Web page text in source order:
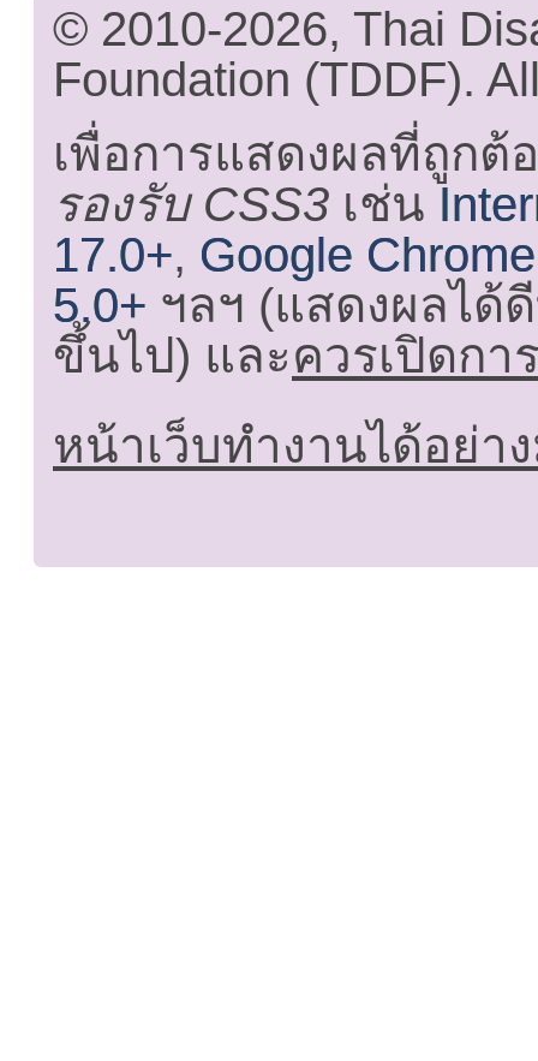
© 2010-2026, Thai
Foundation (TDDF).
เพื่อการแสดงผลที่ถูกต้
รองรับ CSS3 เช่น
17.0+, Google
5.0+ ฯลฯ (แสดงผลได้
ขึ้นไป) และควรเปิดกา
หน้าเว็บทำงานได้อย่า